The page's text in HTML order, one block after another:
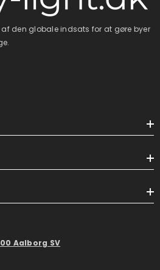
den globale indsats for at gøre byer
Aalborg SV